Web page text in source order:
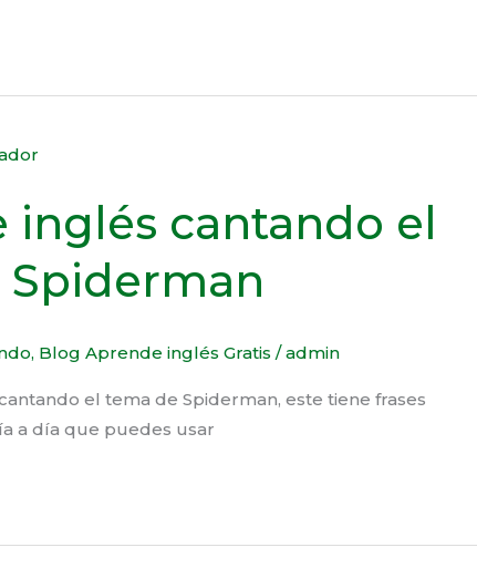
inglés cantando el
, Blog Aprende inglés Gratis /admin
el tema de Spiderman, este tiene frases
a día que puedes usar